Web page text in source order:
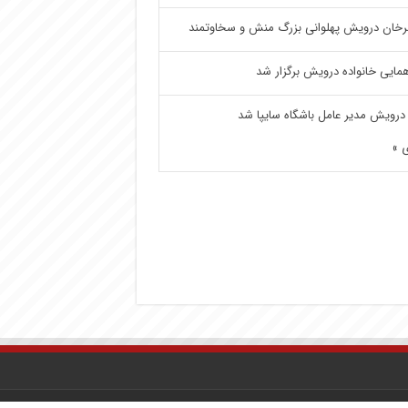
درویش پهلوانی بزرگ منش و سخاوتمند
خانواده درویش برگزار شد
مدیر عامل باشگاه سایپا شد
»